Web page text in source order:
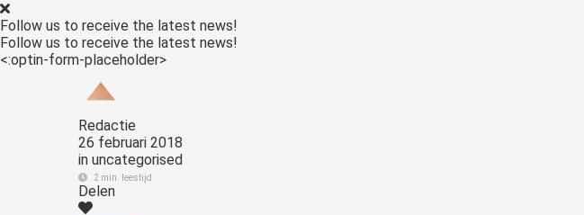
Follow us to receive the latest news!
Follow us to receive the latest news!
<:optin-form-placeholder>
Redactie
26 februari 2018
in uncategorised
2 min. leestijd
Delen